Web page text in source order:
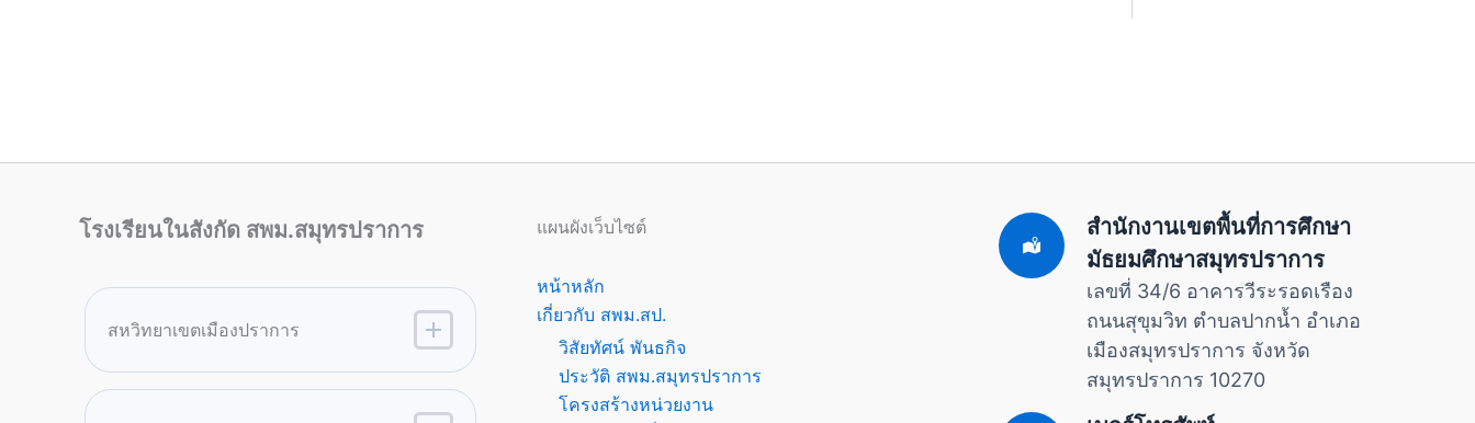
โรงเรียนในสังกัด สพม.สมุทรปราการ
สหวิทยาเขตเมืองปราการ
แผนผังเว็บไซต์
หน้าหลัก
เกี่ยวกับ สพม.สป.
วิสัยทัศน์ พันธกิจ
ประวัติ สพม.สมุทรปราการ
โครงสร้างหน่วยงาน
สำนักงานเขตพื้นที่การศึกษา
มัธยมศึกษาสมุทรปราการ
เลขที่ 34/6 อาคารวีระรอดเรือง
ถนนสุขุมวิท ตำบลปากน้ำ อำเภอ
เมืองสมุทรปราการ จังหวัด
สมุทรปราการ 10270